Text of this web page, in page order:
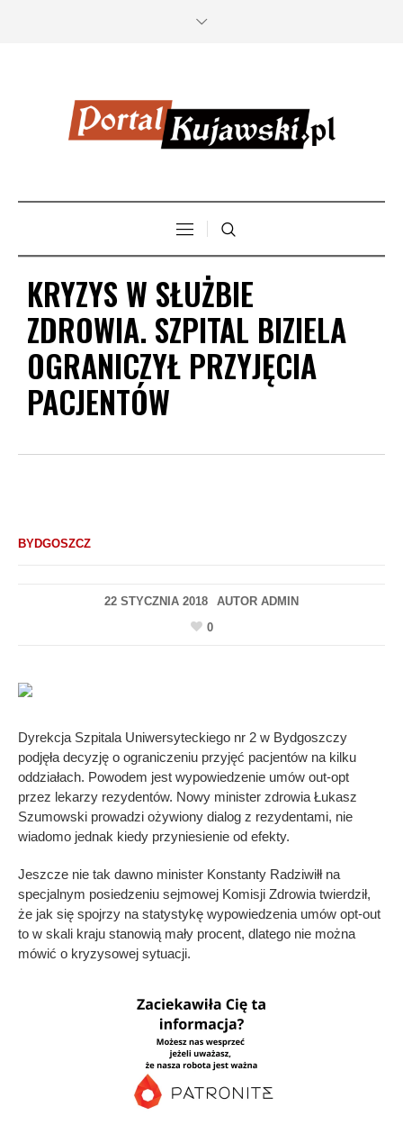
KRYZYS W SŁUŻBIE
ZDROWIA. SZPITAL BIZIELA
OGRANICZYŁ PRZYJĘCIA
PACJENTÓW
BYDGOSZCZ
22 STYCZNIA 2018 AUTOR ADMIN
0
Dyrekcja Szpitala Uniwersyteckiego nr 2 w Bydgoszczy
podjęła decyzję o ograniczeniu przyjęć pacjentów na kilku
oddziałach. Powodem jest wypowiedzenie umów out-opt
przez lekarzy rezydentów. Nowy minister zdrowia Łukasz
Szumowski prowadzi ożywiony dialog z rezydentami, nie
wiadomo jednak kiedy przyniesienie od efekty.
Jeszcze nie tak dawno minister Konstanty Radziwiłł na
specjalnym posiedzeniu sejmowej Komisji Zdrowia twierdził,
że jak się spojrzy na statystykę wypowiedzenia umów opt-out
to w skali kraju stanowią mały procent, dlatego nie można
mówić o kryzysowej sytuacji.